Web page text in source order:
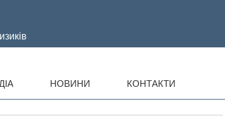
НОВИНИ КОНТАКТИ